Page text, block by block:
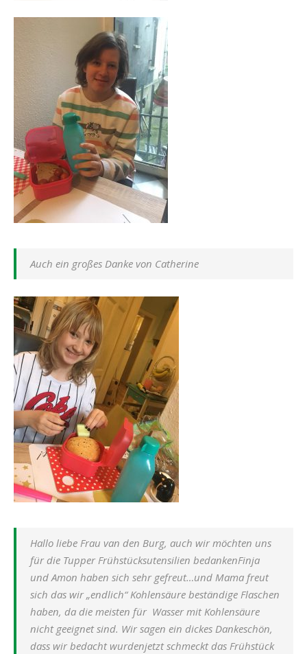
Auch ein großes Danke von Catherine
Hallo liebe Frau van den Burg, auch wir möchten uns
für die Tupper Frühstücksutensilien bedankenFinja
und Amon haben sich sehr gefreut…und Mama freut
sich das wir „endlich“ Kohlensäure beständige Flaschen
haben, da die meisten für Wasser mit Kohlensäure
nicht geeignet sind. Wir sagen ein dickes Dankeschön,
dass wir bedacht wurdenjetzt schmeckt das Frühstück